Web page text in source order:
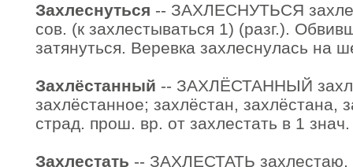
Захлеснуться -- ЗАХЛЕСНУТЬСЯ
сов. (к захлестываться 1) (разг.).
затянуться. Веревка захлеснулась на
Захлёстанный -- ЗАХЛЁСТАННЫЙ
захлёстанное; захлёстан, захлёстана,
страд. прош. вр. от захлестать в 1 знач.
Захлестать -- ЗАХЛЕСТАТЬ захлестаю,